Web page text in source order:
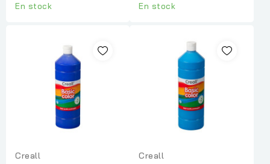
En stock En stock
Creall
Creall